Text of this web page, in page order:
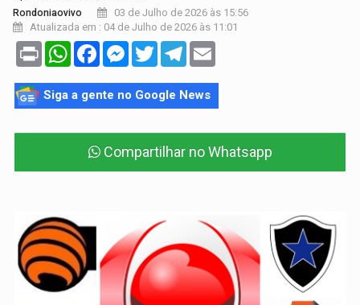
Rondoniaovivo
03 de Julho de 2026 às 15:56
Atualizada em : 04 de Julho de 2026 às 11:01
Print WhatsAppFacebookMessenger
TwitterTelegram
Siga a gente no Google News
Compartilhar no Whatsapp